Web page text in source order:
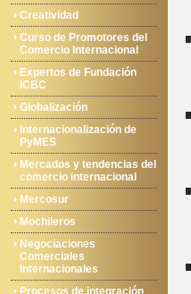
Creatividad
Curso de Promotores del
Comercio Internacional
Expertos de Fundación
ICBC
Globalización
Internacionalización de
PyMES
Mercados y tendencias del
comercio internacional
Mercosur
Mochileros
Negociaciones
Comerciales
Internacionales
Procesos de integración